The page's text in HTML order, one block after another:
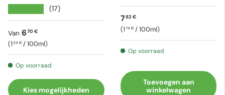
(17)
Reguliere prijs
Van 670 €
Eenheid prijs
134 € /100ml
Op voorraad
Kies mogelijkheden
Reguliere prijs
782 €
Eenheid prijs
174 € /100ml
Op voorraad
Toevoegen aan
winkelwagen